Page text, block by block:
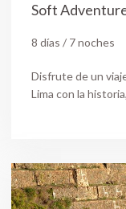
Soft
8 días / 7 noches
Disfrute de un
Lima con la